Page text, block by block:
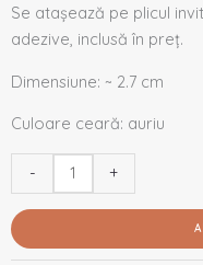
Se atașează pe plicul
adezive, inclusă în preț.
Dimensiune: ~ 2.7 cm
Culoare ceară: auriu
- +